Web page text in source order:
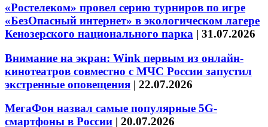
«Ростелеком» провел серию турниров по игре
«БезОпасный интернет» в экологическом лагере
Кенозерского национального парка | 31.07.2026
Внимание на экран: Wink первым из онлайн-
кинотеатров совместно с МЧС России запустил
экстренные оповещения | 22.07.2026
МегаФон назвал самые популярные 5G-
смартфоны в России | 20.07.2026